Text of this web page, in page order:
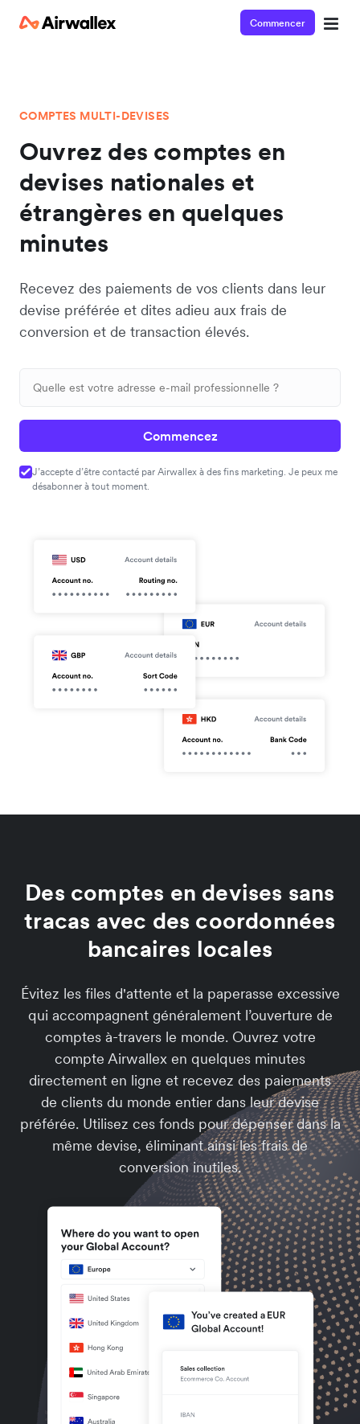
Commencer
COMPTES MULTI-DEVISES
Ouvrez des comptes en
devises nationales et
étrangères en quelques
minutes
Recevez des paiements de vos clients dans leur
devise préférée et dites adieu aux frais de
conversion et de transaction élevés.
Commencez
J’accepte d’être contacté par Airwallex à des fins marketing. Je peux me
désabonner à tout moment.
Des comptes en devises sans
tracas avec des coordonnées
bancaires locales
Évitez les files d'attente et la paperasse excessive
qui accompagnent généralement l’ouverture de
comptes à-travers le monde. Ouvrez votre
compte Airwallex en quelques minutes
directement en ligne et recevez des paiements
de clients du monde entier dans leur devise
préférée. Utilisez ces fonds pour dépenser dans la
même devise, éliminant ainsi les frais de
conversion inutiles.